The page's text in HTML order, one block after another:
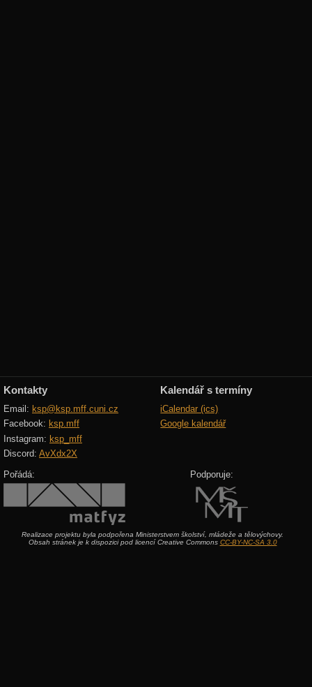
Kontakty
Email: ksp@ksp.mff.cuni.cz
Facebook: ksp.mff
Instagram: ksp_mff
Discord: AvXdx2X
Kalendář s termíny
iCalendar (ics)
Google kalendář
Pořádá: Podporuje:
Realizace projektu byla podpořena Ministerstvem školství, mládeže a tělovýchovy.
Obsah stránek je k dispozici pod licencí Creative Commons CC-BY-NC-SA 3.0